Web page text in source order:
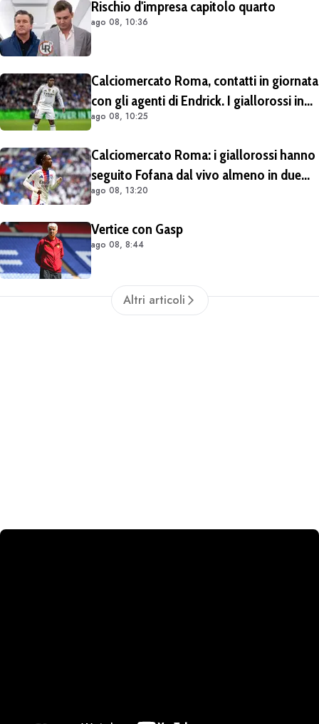
Rischio d'impresa capitolo quarto
ago 08, 10:36
Calciomercato Roma, contatti in giornata
con gli agenti di Endrick. I giallorossi in
attesa che il Real Madrid apra al prestito.
sul brasiliano
ago 08, 10:25
Calciomercato Roma: i giallorossi hanno
seguito Fofana dal vivo almeno in due
occasioni. Costa 40/45 milioni
ago 08, 13:20
Vertice con Gasp
ago 08, 8:44
Altri articoli